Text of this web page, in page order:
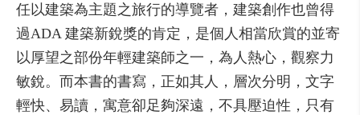
任以建築為主題之旅行的導覽者，建築創作也曾得
過ADA 建築新銳獎的肯定，是個人相當欣賞的並寄
以厚望之部份年輕建築師之一，為人熱心，觀察力
敏銳。而本書的書寫，正如其人，層次分明，文字
輕快、易讀，寓意卻足夠深遠，不具壓迫性，只有